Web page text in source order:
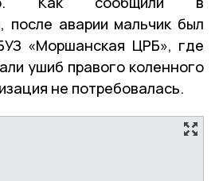
после аварии мальчик был
«Моршанская ЦРБ», где
ушиб правого коленного
не потребовалась.